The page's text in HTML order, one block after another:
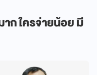
ก ใครจ่ายน้อย มี